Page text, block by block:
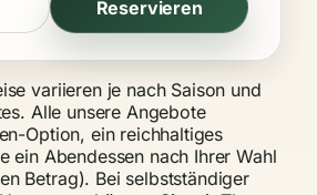
Reservieren
variieren je nach Saison und
Alle unsere Angebote
Option, ein reichhaltiges
ein Abendessen nach Ihrer Wahl
Betrag). Bei selbstständiger